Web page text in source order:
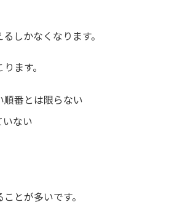
しかなくなります。
ます。
番とは限らない
ない
とが多いです。